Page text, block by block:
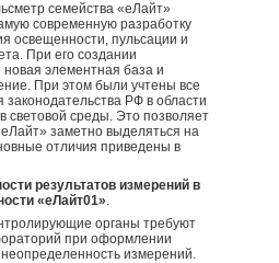
семейства «еЛайт»
современную разработку
освещенности, пульсации и
При его создании
элементная база и
При этом были учтены все
РФ в области
световой среды. Это позволяет
заметно выделяться на
отличия приведены в
результатов измерений в
«еЛайт01».
органы требуют
при оформлении
измерений.